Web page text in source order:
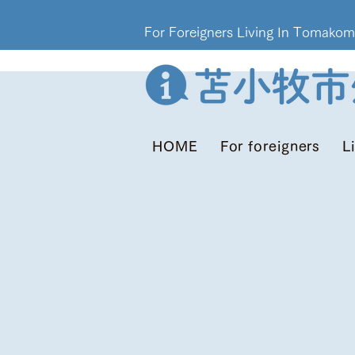
For Foreigners Living In
HOME For foreigners